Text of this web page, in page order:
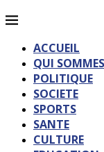
ACCUEIL
QUI
POLITIQUE
SOCIETE
SPORTS
SANTE
CULTURE